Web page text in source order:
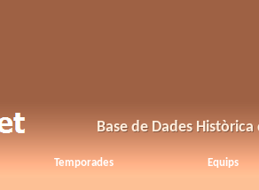
Base de Dades
Temporades Equips